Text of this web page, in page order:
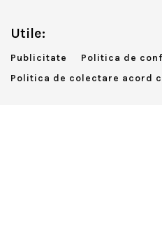
Utile:
Publicitate
Politica de
Politica de colectare acord